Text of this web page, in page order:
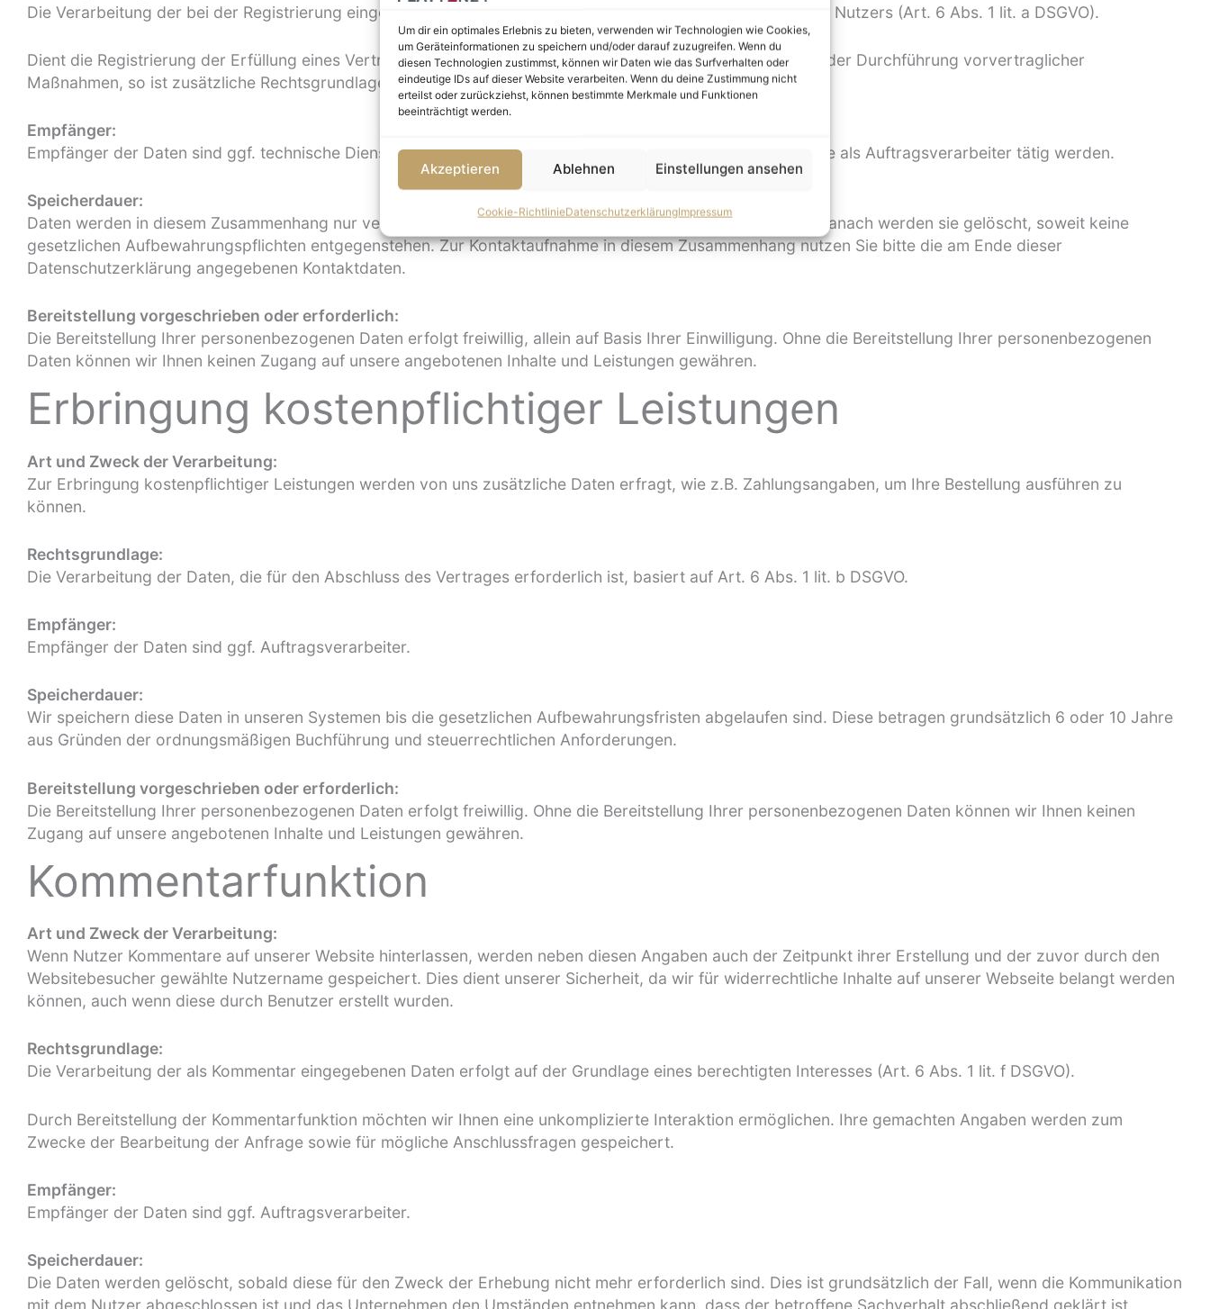
Um dir ein optimales Erlebnis zu bieten, verwenden wir Technologien wie Cookies,
um Geräteinformationen zu speichern und/oder darauf zuzugreifen. Wenn du
diesen Technologien zustimmst, können wir Daten wie das Surfverhalten oder
eindeutige IDs auf dieser Website verarbeiten. Wenn du deine Zustimmung nicht
erteilst oder zurückziehst, können bestimmte Merkmale und Funktionen
beeinträchtigt werden.
Akzeptieren Ablehnen Einstellungen ansehen
Cookie-RichtlinieDatenschutzerklärungImpressum
Die Verarbeitung der bei der Registrierung eingegebenen Daten erfolgt auf Grundlage einer Einwilligung des Nutzers (Art. 6 Abs. 1 lit. a DSGVO).
Dient die Registrierung der Erfüllung eines Vertrages, dessen Vertragspartei die betroffene Person ist oder der Durchführung vorvertraglicher
Maßnahmen, so ist zusätzliche Rechtsgrundlage für die Verarbeitung der Daten Art. 6 Abs. 1 lit. b DSGVO.
Empfänger:
Empfänger der Daten sind ggf. technische Dienstleister, die für den Betrieb und die Wartung unserer Website als Auftragsverarbeiter tätig werden.
Speicherdauer:
Daten werden in diesem Zusammenhang nur verarbeitet, solange die entsprechende Einwilligung vorliegt. Danach werden sie gelöscht, soweit keine
gesetzlichen Aufbewahrungspflichten entgegenstehen. Zur Kontaktaufnahme in diesem Zusammenhang nutzen Sie bitte die am Ende dieser
Datenschutzerklärung angegebenen Kontaktdaten.
Bereitstellung vorgeschrieben oder erforderlich:
Die Bereitstellung Ihrer personenbezogenen Daten erfolgt freiwillig, allein auf Basis Ihrer Einwilligung. Ohne die Bereitstellung Ihrer personenbezogenen
Daten können wir Ihnen keinen Zugang auf unsere angebotenen Inhalte und Leistungen gewähren.
Erbringung kostenpflichtiger Leistungen
Art und Zweck der Verarbeitung:
Zur Erbringung kostenpflichtiger Leistungen werden von uns zusätzliche Daten erfragt, wie z.B. Zahlungsangaben, um Ihre Bestellung ausführen zu
können.
Rechtsgrundlage:
Die Verarbeitung der Daten, die für den Abschluss des Vertrages erforderlich ist, basiert auf Art. 6 Abs. 1 lit. b DSGVO.
Empfänger:
Empfänger der Daten sind ggf. Auftragsverarbeiter.
Speicherdauer:
Wir speichern diese Daten in unseren Systemen bis die gesetzlichen Aufbewahrungsfristen abgelaufen sind. Diese betragen grundsätzlich 6 oder 10 Jahre
aus Gründen der ordnungsmäßigen Buchführung und steuerrechtlichen Anforderungen.
Bereitstellung vorgeschrieben oder erforderlich:
Die Bereitstellung Ihrer personenbezogenen Daten erfolgt freiwillig. Ohne die Bereitstellung Ihrer personenbezogenen Daten können wir Ihnen keinen
Zugang auf unsere angebotenen Inhalte und Leistungen gewähren.
Kommentarfunktion
Art und Zweck der Verarbeitung:
Wenn Nutzer Kommentare auf unserer Website hinterlassen, werden neben diesen Angaben auch der Zeitpunkt ihrer Erstellung und der zuvor durch den
Websitebesucher gewählte Nutzername gespeichert. Dies dient unserer Sicherheit, da wir für widerrechtliche Inhalte auf unserer Webseite belangt werden
können, auch wenn diese durch Benutzer erstellt wurden.
Rechtsgrundlage:
Die Verarbeitung der als Kommentar eingegebenen Daten erfolgt auf der Grundlage eines berechtigten Interesses (Art. 6 Abs. 1 lit. f DSGVO).
Durch Bereitstellung der Kommentarfunktion möchten wir Ihnen eine unkomplizierte Interaktion ermöglichen. Ihre gemachten Angaben werden zum
Zwecke der Bearbeitung der Anfrage sowie für mögliche Anschlussfragen gespeichert.
Empfänger:
Empfänger der Daten sind ggf. Auftragsverarbeiter.
Speicherdauer:
Die Daten werden gelöscht, sobald diese für den Zweck der Erhebung nicht mehr erforderlich sind. Dies ist grundsätzlich der Fall, wenn die Kommunikation
mit dem Nutzer abgeschlossen ist und das Unternehmen den Umständen entnehmen kann, dass der betroffene Sachverhalt abschließend geklärt ist.